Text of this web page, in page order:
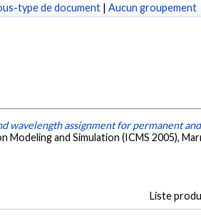
type de document| Aucun groupement
wavelength assignment for permanent
and Simulation (ICMS 2005),
Liste